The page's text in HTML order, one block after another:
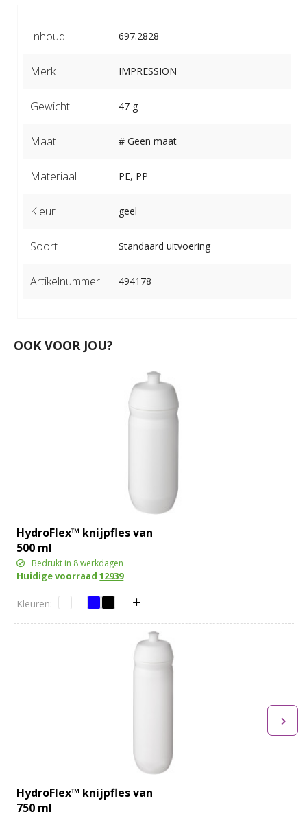
Inhoud 697.2828
Merk IMPRESSION
Gewicht 47 g
Maat # Geen maat
Materiaal PE, PP
Kleur geel
Soort Standaard uitvoering
Artikelnummer 494178
OOK VOOR JOU?
HydroFlex™ knijpfles van
500 ml
Bedrukt in 8 werkdagen
Huidige voorraad12939
HydroFlex™ knijpfles van
750 ml